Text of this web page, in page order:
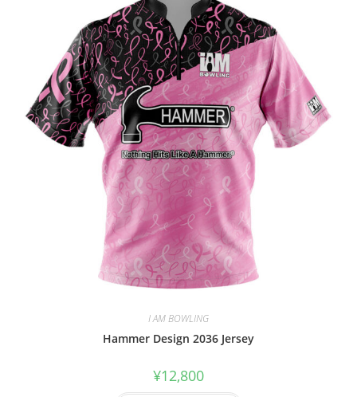
I AM BOWLING
Hammer Design 2036 Jersey
¥12,800